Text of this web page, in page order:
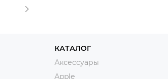
КАТАЛОГ
Аксессуары
Apple